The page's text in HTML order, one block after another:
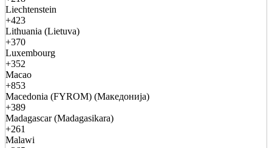
Liechtenstein
+423
Lithuania (Lietuva)
+370
Luxembourg
+352
Macao
+853
Macedonia (FYROM) (Македонија)
+389
Madagascar (Madagasikara)
+261
Malawi